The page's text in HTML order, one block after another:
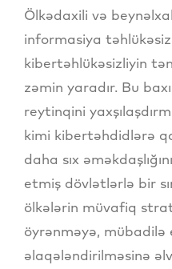
Ölkədaxili və
informasiya
kibertəhlükəsizliyin
zəmin yaradır. Bu
reytinqini
kimi kibertəhdidlərə
daha sıx
etmiş dövlətlərlə bir
ölkələrin müvafiq
öyrənməyə,
əlaqələndirilməsinə